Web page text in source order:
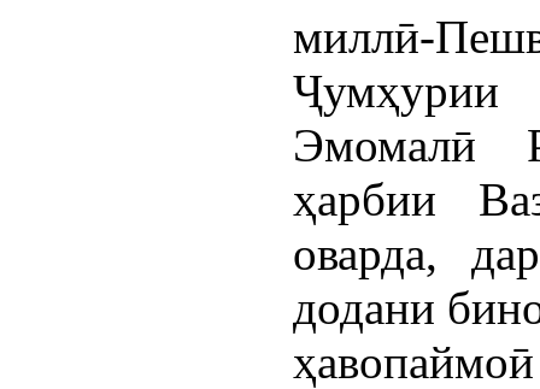
миллӣ-
Эмомалӣ
ҳарбии
оварда,
додани